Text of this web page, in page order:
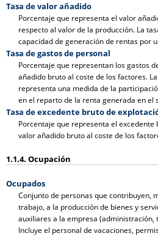
Tasa de valor añadido
Porcentaje que representa el valor
respecto al valor de la producción. La
capacidad de generación de rentas por
Tasa de gastos de personal
Porcentaje que representan los gastos
añadido bruto al coste de los factores.
representa una medida de la
en el reparto de la renta generada en el
Tasa de excedente bruto de
Porcentaje que representa el
valor añadido bruto al coste de los
1.1.4. Ocupación
Ocupados
Conjunto de personas que contribuyen,
trabajo, a la producción de bienes y
auxiliares a la empresa (administración,
Incluye el personal de vacaciones,